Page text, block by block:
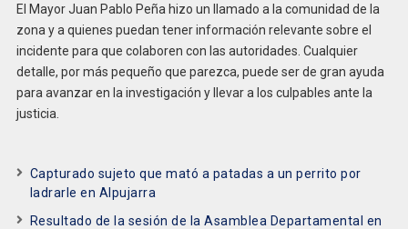
El Mayor Juan Pablo Peña hizo un llamado a la comunidad de la
zona y a quienes puedan tener información relevante sobre el
incidente para que colaboren con las autoridades. Cualquier
detalle, por más pequeño que parezca, puede ser de gran ayuda
para avanzar en la investigación y llevar a los culpables ante la
justicia.
Capturado sujeto que mató a patadas a un perrito por
ladrarle en Alpujarra
Resultado de la sesión de la Asamblea Departamental en